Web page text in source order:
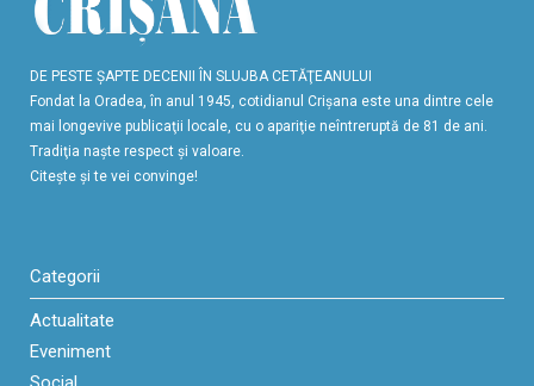
DE PESTE ŞAPTE DECENII ÎN SLUJBA CETĂŢEANULUI
Fondat la Oradea, în anul 1945, cotidianul Crişana este una dintre cele
mai longevive publicaţii locale, cu o apariţie neîntreruptă de 81 de ani.
Tradiţia naşte respect şi valoare.
Citeşte şi te vei convinge!
Categorii
Actualitate
Eveniment